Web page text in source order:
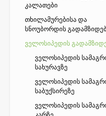
კალათები
თხილამურებისა და
სნოუბორდის
ველოსიპედის
ველოსიპედის
სახურავზე
ველოსიპედის
საბუქსირეზე
ველოსიპედის